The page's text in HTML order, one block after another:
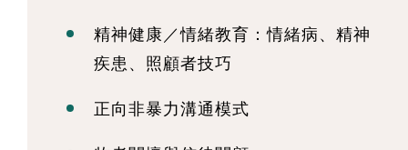
精神健康／情緒教育：情緒病、精神
疾患、照顧者技巧
正向非暴力溝通模式